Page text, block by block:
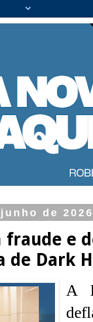
de
fraude e
de Dark
A